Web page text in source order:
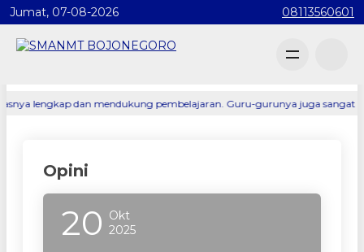
Jumat, 07-08-2026 08113560601
dan mendukung pembelajaran. Guru-gurunya juga sangat
Opini
20 Okt
2025